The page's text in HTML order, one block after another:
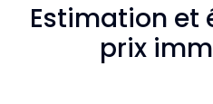
Estimation et
prix